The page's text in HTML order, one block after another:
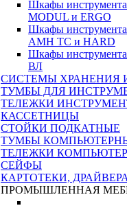
Шкафы
MODUL и ERGO
Шкафы
АМН ТС и HARD
Шкафы
ВЛ
СИСТЕМЫ ХРАНЕНИЯ
ТУМБЫ ДЛЯ
ТЕЛЕЖКИ
КАССЕТНИЦЫ
СТОЙКИ ПОДКАТНЫЕ
ТУМБЫ
ТЕЛЕЖКИ
СЕЙФЫ
КАРТОТЕКИ, ДРАЙВЕРА
ПРОМЫШЛЕННАЯ